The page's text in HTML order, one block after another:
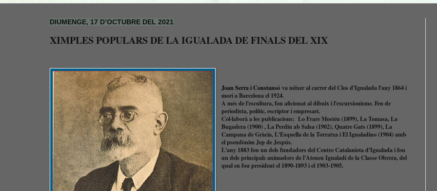
DIUMENGE, 17 D’OCTUBRE DEL 2021
XIMPLES POPULARS DE LA IGUALADA DE FINALS DEL XIX
Joan Serra i Constansó va néixer al carrer del Clos d'Igualada l'any 1864 i
morí a Barcelona el 1924.
A més de l'escultura, fou aficionat al dibuix i l'excursionisme. Feu de
periodista, polític, escriptor i empresari.
Col·laborà a les publicacions: Lo Frare Mostén (1899), La Tomasa, La
Bugadera (1900) , La Perdiu ab Salsa (1902), Quatre Gats (1899), La
Campana de Gràcia, L'Esquella de la Torratxa i El Igualadino (1904) amb
el pseudònim Jep de Jespús.
L'any 1883 fou un dels fundadors del Centre Catalanista d'Igualada i fou
un dels principals animadors de l'Ateneu Igualadí de la Classe Obrera, del
qual en fou president el 1890-1893 i el 1903-1905.